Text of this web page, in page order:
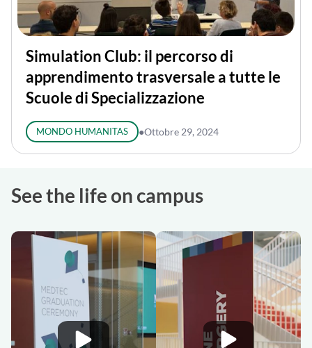
Simulation Club: il percorso di
apprendimento trasversale a tutte le
Scuole di Specializzazione
MONDO HUMANITAS ●Ottobre 29, 2024
See the life on campus